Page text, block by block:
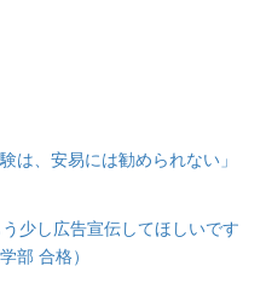
は、安易には勧められない」